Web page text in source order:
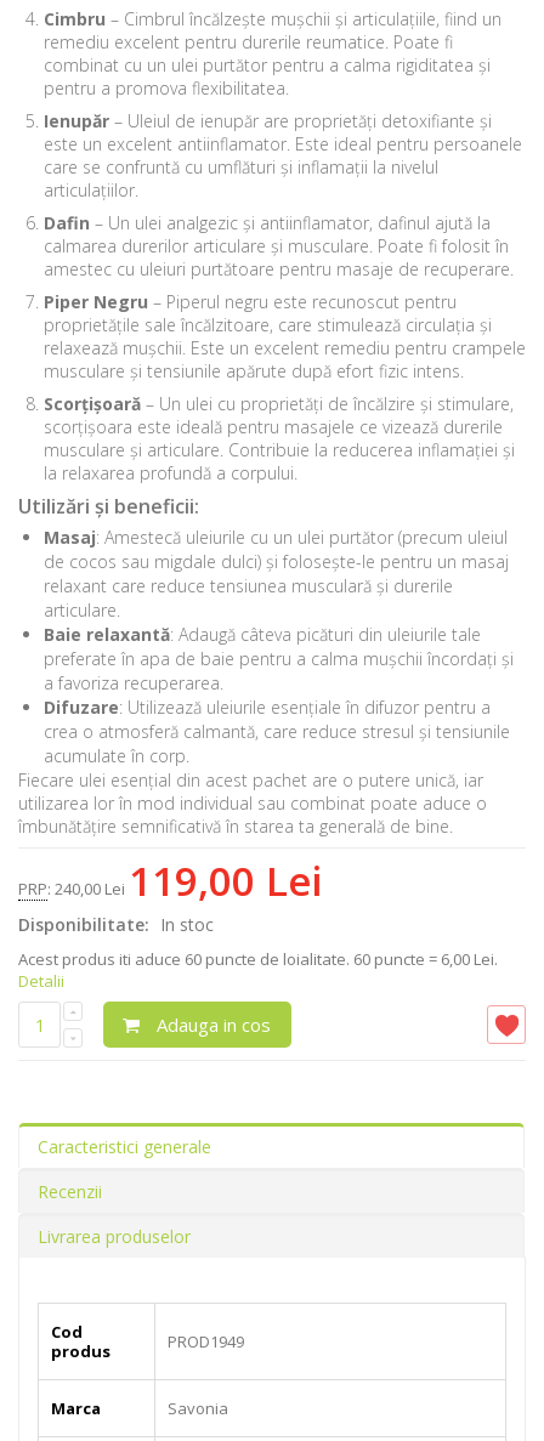
Cimbru – Cimbrul încălzește mușchii și articulațiile, fiind un
remediu excelent pentru durerile reumatice. Poate fi
combinat cu un ulei purtător pentru a calma rigiditatea și
pentru a promova flexibilitatea.
Ienupăr – Uleiul de ienupăr are proprietăți detoxifiante și
este un excelent antiinflamator. Este ideal pentru persoanele
care se confruntă cu umflături și inflamații la nivelul
articulațiilor.
Dafin – Un ulei analgezic și antiinflamator, dafinul ajută la
calmarea durerilor articulare și musculare. Poate fi folosit în
amestec cu uleiuri purtătoare pentru masaje de recuperare.
Piper Negru – Piperul negru este recunoscut pentru
proprietățile sale încălzitoare, care stimulează circulația și
relaxează mușchii. Este un excelent remediu pentru crampele
musculare și tensiunile apărute după efort fizic intens.
Scorțișoară – Un ulei cu proprietăți de încălzire și stimulare,
scorțișoara este ideală pentru masajele ce vizează durerile
musculare și articulare. Contribuie la reducerea inflamației și
la relaxarea profundă a corpului.
Utilizări și beneficii:
Masaj: Amestecă uleiurile cu un ulei purtător (precum uleiul
de cocos sau migdale dulci) și folosește-le pentru un masaj
relaxant care reduce tensiunea musculară și durerile
articulare.
Baie relaxantă: Adaugă câteva picături din uleiurile tale
preferate în apa de baie pentru a calma mușchii încordați și
a favoriza recuperarea.
Difuzare: Utilizează uleiurile esențiale în difuzor pentru a
crea o atmosferă calmantă, care reduce stresul și tensiunile
acumulate în corp.
Fiecare ulei esențial din acest pachet are o putere unică, iar
utilizarea lor în mod individual sau combinat poate aduce o
îmbunătățire semnificativă în starea ta generală de bine.
PRP: 240,00 Lei 119,00 Lei
Disponibilitate: In stoc
Acest produs iti aduce 60 puncte de loialitate. 60 puncte = 6,00 Lei.
Detalii
Adauga in cos
Caracteristici generale
Recenzii
Livrarea produselor
Cod
produs
PROD1949
Marca Savonia